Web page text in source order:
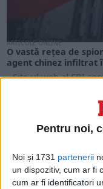
Pentru noi,
Noi și 1731 partenerii
un dispozitiv, cum ar fi
cum ar fi identificatori
ARTICOLE ONLINE
O vastă rețea de
agent chinez infiltrat
Site-ul web al FBI